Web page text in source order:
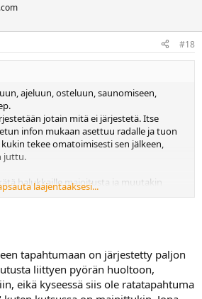
#18
ajeluun, osteluun, saunomiseen,
jotain mitä ei järjestetä. Itse
infon mukaan asettuu radalle ja tuon
tekee omatoimisesti sen jälkeen,
juttu.
halukkaille majoitusta ja muutakin
mitä viihdettä, parempaa tai
Tekijöistä ja heidän ajasta lienee
kuulostaa omaan korvaan vähän samalta
ajettavia pyöriä, oheistuotteita ja
laajentaaksesi...
tapahtumaan on järjestetty paljon
liittyen pyörän huoltoon,
eikä kyseessä siis ole ratatapahtuma